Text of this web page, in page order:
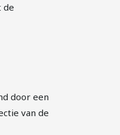
de
door een
van de